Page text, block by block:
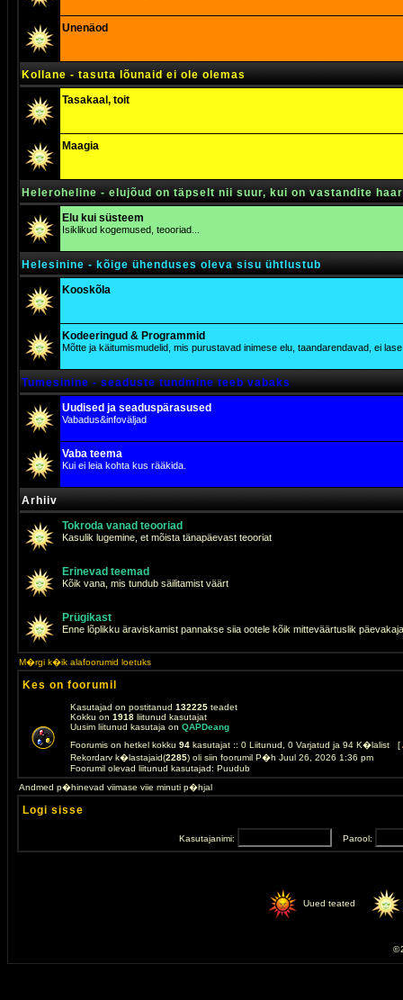
Unenäod
Kollane - tasuta lõunaid ei ole olemas
Tasakaal, toit
Maagia
Heleroheline - elujõud on täpselt nii suur, kui on vastandite
Elu kui süsteem
Isiklikud kogemused, teooriad...
Helesinine - kõige ühenduses oleva sisu ühtlustub
Kooskõla
Kodeeringud & Programmid
Mõtte ja käitumismudelid, mis purustavad inimese elu, taandarendavad, ei
Tumesinine - seaduste tundmine teeb vabaks
Uudised ja seaduspärasused
Vabadus&infoväljad
Vaba teema
Kui ei leia kohta kus rääkida.
Arhiiv
Tokroda vanad teooriad
Kasulik lugemine, et mõista tänapäevast teooriat
Erinevad teemad
Kõik vana, mis tundub säilitamist väärt
Prügikast
Enne lõplikku äraviskamist pannakse siia ootele kõik mitteväärtuslik
M�rgi k�ik alafoorumid loetuks
Kes on foorumil
Kasutajad on postitanud 132225 teadet
Kokku on 1918 liitunud kasutajat
Uusim liitunud kasutaja on QAPDeang
Foorumis on hetkel kokku 94 kasutajat :: 0 Liitunud, 0 Varjatud ja 94 K�lalist [
Rekordarv k�lastajaid(2285) oli siin foorumil P�h Juul 26, 2026 1:36 pm
Foorumil olevad liitunud kasutajad: Puudub
Andmed p�hinevad viimase viie minuti p�hjal
Logi sisse
Kasutajanimi: Parool:
Uued teated
©